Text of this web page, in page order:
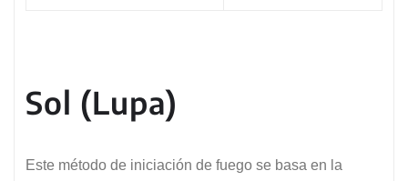
Sol (Lupa)
Este método de iniciación de fuego se basa en la